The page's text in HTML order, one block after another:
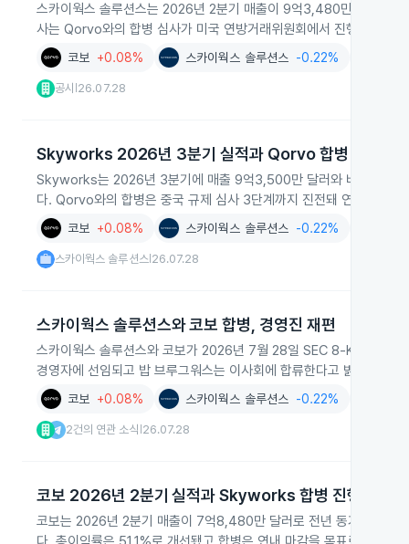
스카이웍스 솔루션스는 2026년 2분기 매출이 9억3,480만 달러로
사는 Qorvo와의 합병 심사가 미국 연방거래위원회에서 진행 중이라
코보 +0.08% 스카이웍스 솔루션스 -0.22%
공시 26.07.28
Skyworks 2026년 3분기 실적과 Qorvo 합병 진행
Skyworks는 2026년 3분기에 매출 9억3,500만 달러와 비일반회계
다. Qorvo와의 합병은 중국 규제 심사 3단계까지 진전돼 연내 거래
코보 +0.08% 스카이웍스 솔루션스 -0.22%
스카이웍스 솔루션스 26.07.28
스카이웍스 솔루션스와 코보 합병, 경영진 재편
스카이웍스 솔루션스와 코보가 2026년 7월 28일 SEC 8‑K 공시와
경영자에 선임되고 밥 브루그워스는 이사회에 합류한다고 밝혔습니다.
코보 +0.08% 스카이웍스 솔루션스 -0.22%
2건의 연관 소식 26.07.28
코보 2026년 2분기 실적과 Skyworks 합병 진행
코보는 2026년 2분기 매출이 7억8,480만 달러로 전년 동기 대비